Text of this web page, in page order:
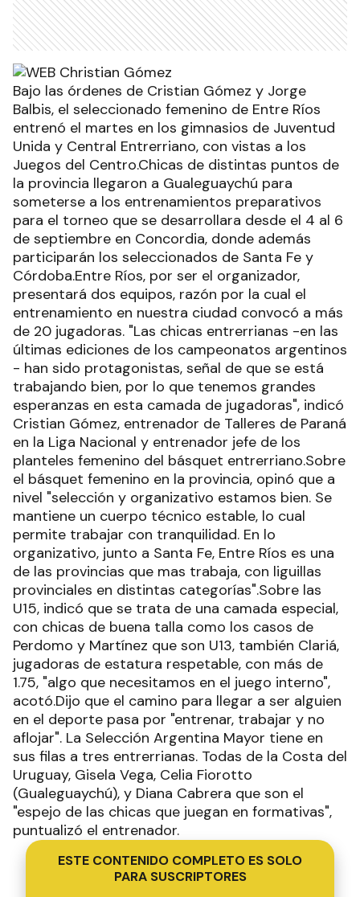
Bajo las órdenes de Cristian Gómez y Jorge
Balbis, el seleccionado femenino de Entre Ríos
entrenó el martes en los gimnasios de Juventud
Unida y Central Entrerriano, con vistas a los
Juegos del Centro.Chicas de distintas puntos de
la provincia llegaron a Gualeguaychú para
someterse a los entrenamientos preparativos
para el torneo que se desarrollara desde el 4 al 6
de septiembre en Concordia, donde además
participarán los seleccionados de Santa Fe y
Córdoba.Entre Ríos, por ser el organizador,
presentará dos equipos, razón por la cual el
entrenamiento en nuestra ciudad convocó a más
de 20 jugadoras. "Las chicas entrerrianas -en las
últimas ediciones de los campeonatos argentinos
- han sido protagonistas, señal de que se está
trabajando bien, por lo que tenemos grandes
esperanzas en esta camada de jugadoras", indicó
Cristian Gómez, entrenador de Talleres de Paraná
en la Liga Nacional y entrenador jefe de los
planteles femenino del básquet entrerriano.Sobre
el básquet femenino en la provincia, opinó que a
nivel "selección y organizativo estamos bien. Se
mantiene un cuerpo técnico estable, lo cual
permite trabajar con tranquilidad. En lo
organizativo, junto a Santa Fe, Entre Ríos es una
de las provincias que mas trabaja, con liguillas
provinciales en distintas categorías".Sobre las
U15, indicó que se trata de una camada especial,
con chicas de buena talla como los casos de
Perdomo y Martínez que son U13, también Clariá,
jugadoras de estatura respetable, con más de
1.75, "algo que necesitamos en el juego interno",
acotó.Dijo que el camino para llegar a ser alguien
en el deporte pasa por "entrenar, trabajar y no
aflojar". La Selección Argentina Mayor tiene en
sus filas a tres entrerrianas. Todas de la Costa del
Uruguay, Gisela Vega, Celia Fiorotto
(Gualeguaychú), y Diana Cabrera que son el
"espejo de las chicas que juegan en formativas",
puntualizó el entrenador.
ESTE CONTENIDO COMPLETO ES SOLO
PARA SUSCRIPTORES